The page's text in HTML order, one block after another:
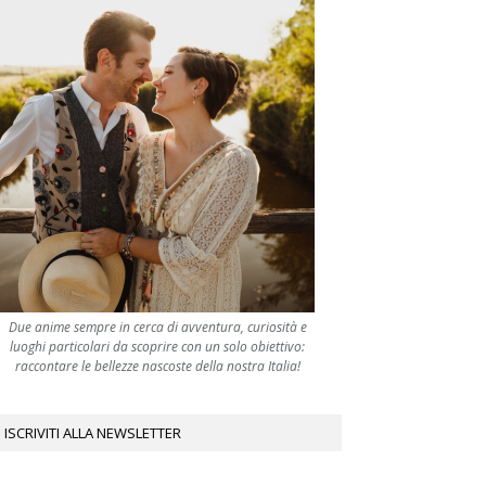
Due anime sempre in cerca di avventura, curiosità e
luoghi particolari da scoprire con un solo obiettivo:
raccontare le bellezze nascoste della nostra Italia!
ISCRIVITI ALLA NEWSLETTER